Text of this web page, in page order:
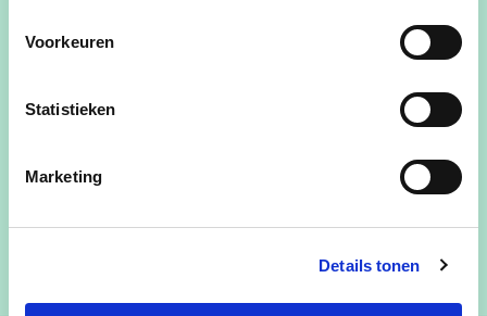
Voorkeuren
Statistieken
Marketing
Details tonen